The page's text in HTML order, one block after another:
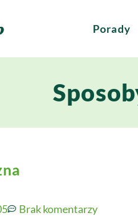
Porady
Brak komentarzy